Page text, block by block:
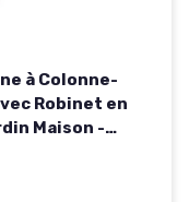
à Colonne-
Robinet en
Maison -